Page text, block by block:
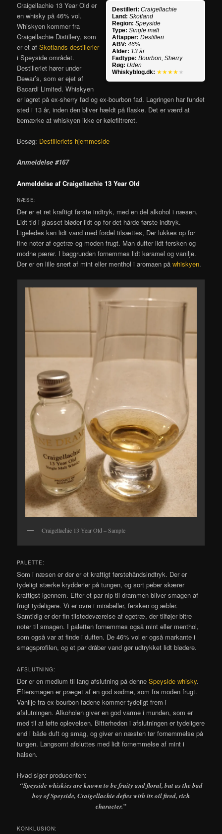
Destilleri: Craigellachie
Land: Skotland
Region: Speyside
Type: Single malt
Aftapper: Destilleri
ABV: 46%
Alder: 13 år
Fadtype: Bourbon, Sherry
Røg: Uden
Whiskyblog.dk: ★★★★ ★
Craigellachie 13 Year Old er
en whisky på 46% vol.
Whiskyen kommer fra
Craigellachie Distillery, som
er et afSkotlands destillerier
i Speyside området.
Destilleriet hører under
Dewar’s, som er ejet af
Bacardi Limited. Whiskyen
er lagret på ex-sherry fad og ex-bourbon fad. Lagringen har fundet
sted i 13 år, inden den bliver hældt på flaske. Det er værd at
bemærke at whiskyen ikke er kølefiltreret.
Besøg: Destilleriets hjemmeside
Anmeldelse #167
Anmeldelse af Craigellachie 13 Year Old
NÆSE:
Der er et ret kraftigt første indtryk, med en del alkohol i næsen.
Lidt tid i glasset bløder lidt op for det hårde første indtryk.
Ligeledes kan lidt vand med fordel tilsættes, Der lukkes op for
fine noter af egetræ og moden frugt. Man dufter lidt fersken og
modne pærer. I baggrunden fornemmes lidt karamel og vanilje.
Der er en lille snert af mint eller menthol i aromaen påwhiskyen.
Craigellachie 13 Year Old – Sample
PALETTE:
Som i næsen er der er et kraftigt førstehåndsindtryk. Der er
tydeligt stærke krydderier på tungen, og sort peber skærer
kraftigst igennem. Efter et par nip til drammen bliver smagen af
frugt tydeligere. Vi er ovre i mirabeller, fersken og æbler.
Samtidig er der fin tilstedeværelse af egetræ, der tilføjer bitre
noter til smagen. I paletten fornemmes også mint eller menthol,
som også var at finde i duften. De 46% vol er også markante i
smagsprofilen, og et par dråber vand gør udtrykket lidt blødere.
AFSLUTNING:
Der er en medium til lang afslutning på denneSpeyside whisky.
Eftersmagen er præget af en god sødme, som fra moden frugt.
Vanilje fra ex-bourbon fadene kommer tydeligt frem i
afslutningen. Alkoholen giver en god varme i munden, som er
med til at løfte oplevelsen. Bitterheden i afslutningen er tydeligere
end i både duft og smag, og giver en næsten tør fornemmelse på
tungen. Langsomt afsluttes med lidt fornemmelse af mint i
halsen.
Hvad siger producenten:
“Speyside whiskies are known to be fruity and floral, but as the bad
boy of Speyside, Craigellachie defies with its oil fired, rich
character.”
KONKLUSION: